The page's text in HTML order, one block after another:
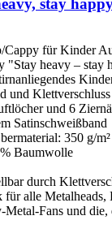
auf.
können
auf
der
Produktseite
gewählt
werden
stay
Cappy für Kinder
"Stay heavy – stay
und Klettverschluss
und 6
Satinschweißband
350 g/m²
Baumwolle
durch
für alle Metalheads,
Metal-Fans und die,